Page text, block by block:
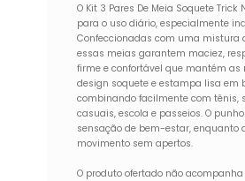
O Kit 3 Pares De Meia Soquete
para o uso diário, especialmente
Confeccionadas com uma mistura
essas meias garantem maciez,
firme e confortável que mantém
design soquete e estampa lisa em
combinando facilmente com tênis,
casuais, escola e passeios. O
sensação de bem-estar, enquanto
movimento sem apertos.
O produto ofertado não